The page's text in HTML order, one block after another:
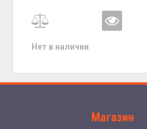
Нет в наличии
Магазин